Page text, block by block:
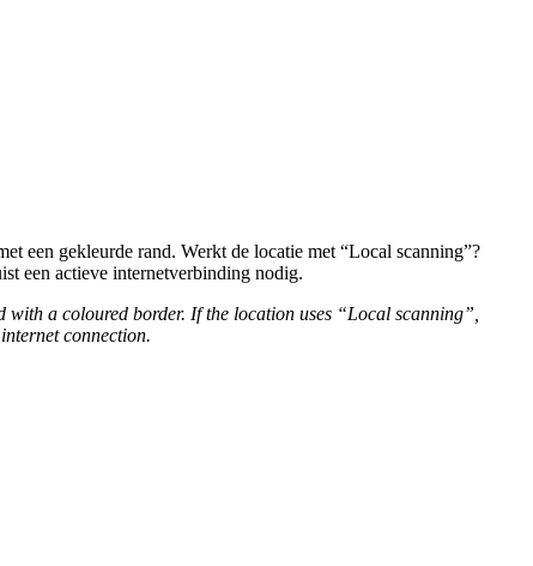
een gekleurde rand. Werkt de locatie met “Local scanning”?
een actieve internetverbinding nodig.
a coloured border. If the location uses “Local scanning”,
connection.